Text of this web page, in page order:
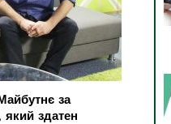
за
який здатен